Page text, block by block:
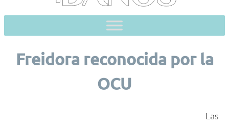
Freidora reconocida por la
OCU
Las